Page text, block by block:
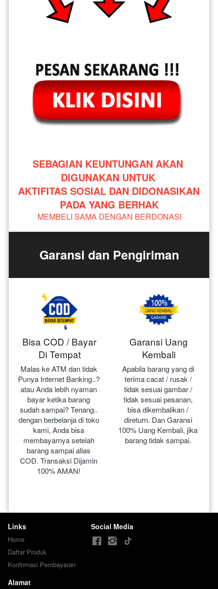
SEBAGIAN KEUNTUNGAN AKAN
DIGUNAKAN UNTUK
AKTIFITAS SOSIAL DAN DIDONASIKAN
PADA YANG BERHAK
MEMBELI SAMA DENGAN BERDONASI
Garansi dan Pengiriman
Bisa COD / Bayar
Di Tempat
Malas ke ATM dan tidak
Punya Internet Banking..?
atau Anda lebih nyaman
bayar ketika barang
sudah sampai? Tenang..
dengan berbelanja di toko
kami, Anda bisa
membayarnya setelah
barang sampai alias
COD. Transaksi Dijamin
100% AMAN!
Garansi Uang
Kembali
Apabila barang yang di
terima cacat / rusak /
tidak sesuai gambar /
tidak sesuai pesanan,
bisa dikembalikan /
direturn. Dan Garansi
100% Uang Kembali, jika
barang tidak sampai.
Links
Home
Daftar Produk
Konfirmasi Pembayaran
Social Media
Alamat